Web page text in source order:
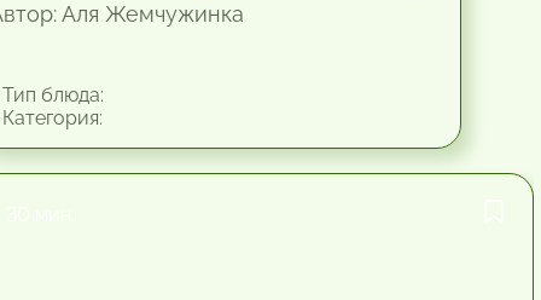
Аля Жемчужинка
блюда: